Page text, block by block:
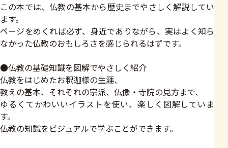
この本では、仏教の基本から歴史までやさしく解説してい
ます。
ページをめくれば必ず、身近でありながら、実はよく知ら
なかった仏教のおもしろさを感じられるはずです。
●仏教の基礎知識を図解でやさしく紹介
仏教をはじめたお釈迦様の生涯、
教えの基本、それぞれの宗派、仏像・寺院の見方まで、
ゆるくてかわいいイラストを使い、楽しく図解していま
す。
仏教の知識をビジュアルで学ぶことができます。